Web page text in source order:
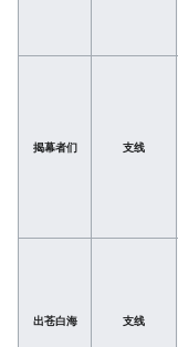
揭幕者们 支线
出苍白海 支线